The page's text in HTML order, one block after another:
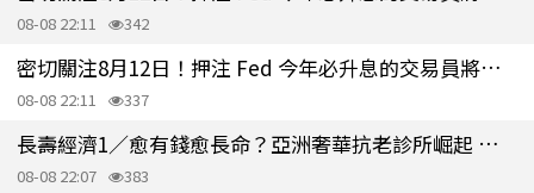
08-08 22:11 342
密切關注8月12日！押注 Fed 今年必升息的交易員將「投降」
08-08 22:11 337
長壽經濟1／愈有錢愈長命？亞洲奢華抗老診所崛起 鎖定富人長壽商機
08-08 22:07 383